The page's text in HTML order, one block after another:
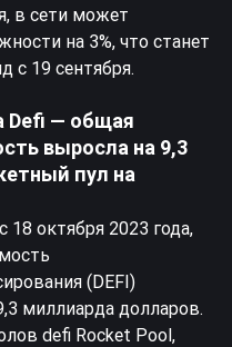
в сети может
на 3%, что станет
19 сентября.
Defi — общая
выросла на 9,3
пул на
18 октября 2023 года,
(DEFI)
миллиарда долларов.
defi Rocket Pool,